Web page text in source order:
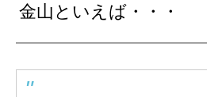
金山といえば・・・